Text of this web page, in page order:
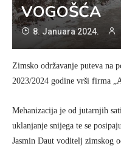
VOGOŠĆA
8. Januara 2024.
Zimsko održavanje puteva na
2023/2024 godine vrši firma
Mehanizacija je od jutarnjih
uklanjanje snijega te se
Jasmin Daut voditelj zimskog